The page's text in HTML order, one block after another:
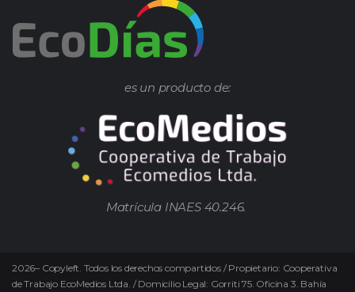
es un producto de:
Matrícula INAES 40.246.
2026– Copyleft. Todos los derechos compartidos / Propietario: Cooperativa
de Trabajo EcoMedios Ltda. / Domicilio Legal: Gorriti 75. Oficina 3. Bahía